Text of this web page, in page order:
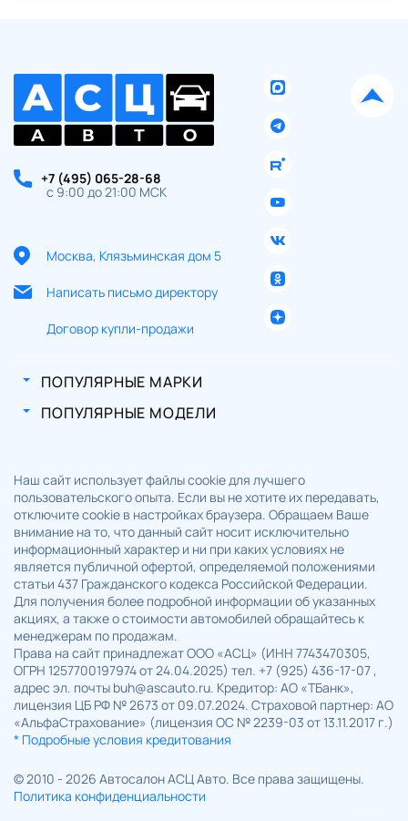
+7 (495) 065-28-68
с 9:00 до 21:00 МСК
Москва, Клязьминская дом 5
Написать письмо директору
Договор купли-продажи
ПОПУЛЯРНЫЕ МАРКИ
ПОПУЛЯРНЫЕ МОДЕЛИ
Наш сайт использует файлы cookie для лучшего
пользовательского опыта. Если вы не хотите их передавать,
отключите cookie в настройках браузера. Обращаем Ваше
внимание на то, что данный сайт носит исключительно
информационный характер и ни при каких условиях не
является публичной офертой, определяемой положениями
статьи 437 Гражданского кодекса Российской Федерации.
Для получения более подробной информации об указанных
акциях, а также о стоимости автомобилей обращайтесь к
менеджерам по продажам.
Права на сайт принадлежат ООО «АСЦ» (ИНН 7743470305,
ОГРН 1257700197974 от 24.04.2025) тел. +7 (925) 436-17-07 ,
адрес эл. почты buh@ascauto.ru. Кредитор: АО «ТБанк»,
лицензия ЦБ РФ № 2673 от 09.07.2024. Страховой партнер: АО
«АльфаСтрахование» (лицензия ОС № 2239-03 от 13.11.2017 г.)
* Подробные условия кредитования
© 2010 - 2026 Автосалон АСЦ Авто. Все права защищены.
Политика конфиденциальности